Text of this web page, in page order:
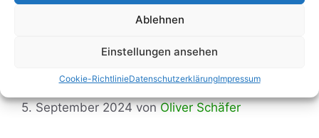
Ablehnen
Einstellungen ansehen
Cookie-RichtlinieDatenschutzerklärungImpressum
Internetgutschein für
die Anmeldung +
Finaltickets gewinnen
5. September 2024 vonOliver Schäfer